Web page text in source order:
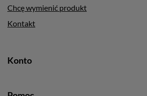
Chcę wymienić produkt
Kontakt
Konto